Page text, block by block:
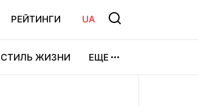
РЕЙТИНГИ UA
СТИЛЬ ЖИЗНИ ЕЩЕ